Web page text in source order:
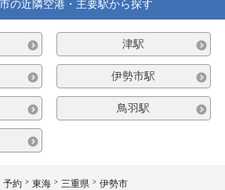
の近隣空港・主要駅から探す
津駅
伊勢市駅
鳥羽駅
予約 東海 三重県 伊勢市